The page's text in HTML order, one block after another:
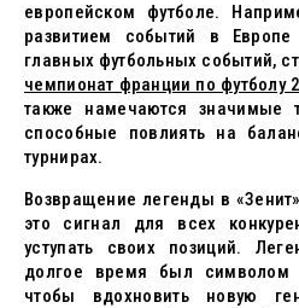
европейском футболе.
развитием событий в
главных футбольных событий,
чемпионат франции по футболу
также намечаются значимые
способные повлиять на
турнирах.
Возвращение легенды в
это сигнал для всех
уступать своих позиций.
долгое время был символом
чтобы вдохновить новую